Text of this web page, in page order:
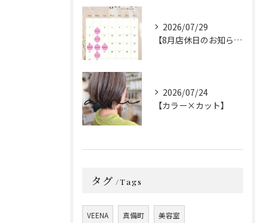
2026/07/29
【8月店休日のお知らせ】
2026/07/24
【カラー×カット】
タグ Tags
VEENA 真備町 美容室